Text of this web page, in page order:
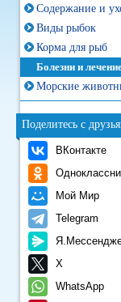
Содержание и
Виды рыбок
Корма для рыб
Болезни и
Морские
Поделитесь с
ВКонтакте
Мой Мир
Telegram
X
WhatsApp